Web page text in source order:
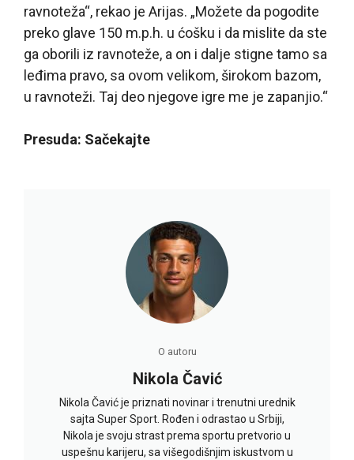
ravnoteža“, rekao je Arijas. „Možete da pogodite
preko glave 150 m.p.h. u ćošku i da mislite da ste
ga oborili iz ravnoteže, a on i dalje stigne tamo sa
leđima pravo, sa ovom velikom, širokom bazom,
u ravnoteži. Taj deo njegove igre me je zapanjio.“
Presuda: Sačekajte
O autoru
Nikola Čavić
Nikola Čavić je priznati novinar i trenutni urednik
sajta Super Sport. Rođen i odrastao u Srbiji,
Nikola je svoju strast prema sportu pretvorio u
uspešnu karijeru, sa višegodišnjim iskustvom u